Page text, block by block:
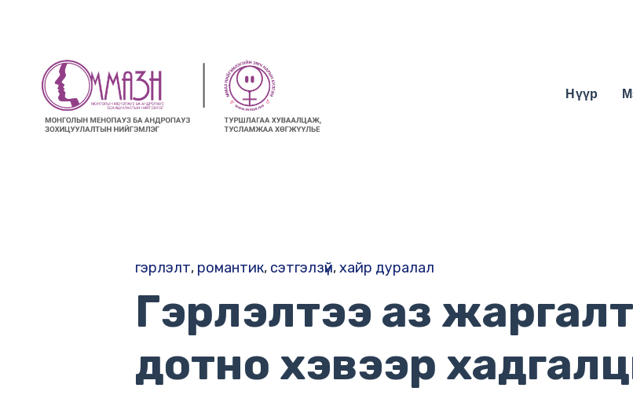
Нүүр
гэрлэлт, романтик, сэтгэлзүй,хайр дуралал
Гэрлэлтээ аз
дотно хэвээр